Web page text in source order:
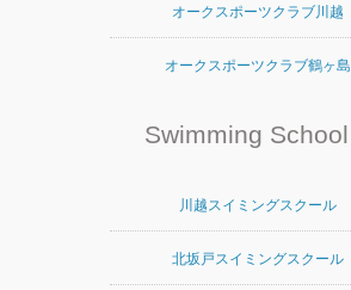
オークスポーツクラブ川越
オークスポーツクラブ鶴ヶ島
Swimming School
川越スイミングスクール
北坂戸スイミングスクール